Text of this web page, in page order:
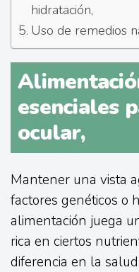
hidratación,
Uso de remedios
esenciales
ocular,
Mantener una vista
factores genéticos o
alimentación juega
rica en ciertos
diferencia en la